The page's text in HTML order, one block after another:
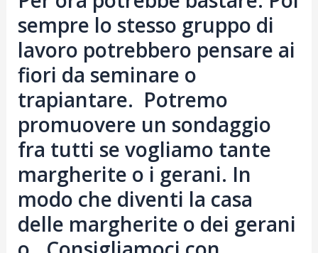
sempre lo stesso gruppo di
lavoro potrebbero pensare ai
fiori da seminare o
trapiantare. Potremo
promuovere un sondaggio
fra tutti se vogliamo tante
margherite o i gerani. In
modo che diventi la casa
delle margherite o dei gerani